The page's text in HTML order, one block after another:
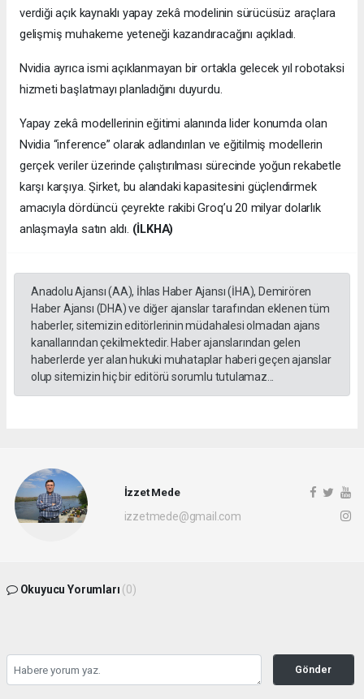
verdiği açık kaynaklı yapay zekâ modelinin sürücüsüz araçlara
gelişmiş muhakeme yeteneği kazandıracağını açıkladı.
Nvidia ayrıca ismi açıklanmayan bir ortakla gelecek yıl robotaksi
hizmeti başlatmayı planladığını duyurdu.
Yapay zekâ modellerinin eğitimi alanında lider konumda olan
Nvidia “inference” olarak adlandırılan ve eğitilmiş modellerin
gerçek veriler üzerinde çalıştırılması sürecinde yoğun rekabetle
karşı karşıya. Şirket, bu alandaki kapasitesini güçlendirmek
amacıyla dördüncü çeyrekte rakibi Groq’u 20 milyar dolarlık
anlaşmayla satın aldı. (İLKHA)
Anadolu Ajansı (AA), İhlas Haber Ajansı (İHA), Demirören
Haber Ajansı (DHA) ve diğer ajanslar tarafından eklenen tüm
haberler, sitemizin editörlerinin müdahalesi olmadan ajans
kanallarından çekilmektedir. Haber ajanslarından gelen
haberlerde yer alan hukuki muhataplar haberi geçen ajanslar
olup sitemizin hiç bir editörü sorumlu tutulamaz...
İzzet Mede
izzetmede@gmail.com
Okuyucu Yorumları (0)
Gönder